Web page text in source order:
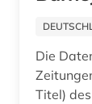
Die
Titel)